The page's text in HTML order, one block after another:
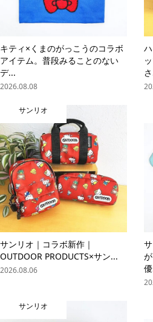
キティ×くまのがっこうのコラボ
アイテム。普段みることのない
デ...
2026.08.08
サンリオ
サンリオ｜コラボ新作｜
OUTDOOR PRODUCTS×サン...
2026.08.06
サンリオ